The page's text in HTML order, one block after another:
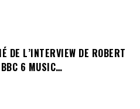
DE L’INTERVIEW DE ROBERT
6 MUSIC…